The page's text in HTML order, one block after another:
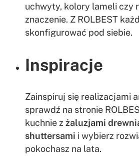
uchwyty, kolory lameli czy
znaczenie. Z ROLBEST
skonfigurować pod siebie.
Inspiracje
Zainspiruj się realizacjami
sprawdź na stronie
kuchnie z żaluzjami
shuttersami i wybierz
pokochasz na lata.